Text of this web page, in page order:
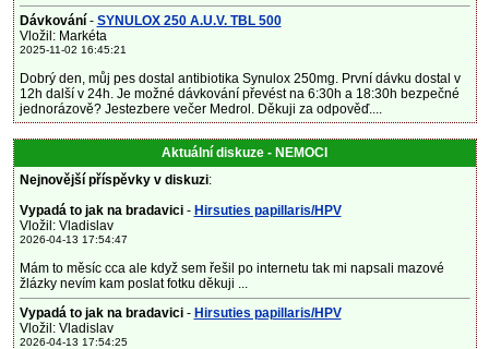
Dávkování - SYNULOX 250 A.U.V. TBL 500
Vložil: Markéta
2025-11-02 16:45:21
Dobrý den, můj pes dostal antibiotika Synulox 250mg. První dávku dostal v
12h další v 24h. Je možné dávkování převést na 6:30h a 18:30h bezpečné
jednorázově? Jestezbere večer Medrol. Děkuji za odpověď....
Aktuální diskuze - NEMOCI
Nejnovější příspěvky v diskuzi:
Vypadá to jak na bradavici - Hirsuties papillaris/HPV
Vložil: Vladislav
2026-04-13 17:54:47
Mám to měsíc cca ale když sem řešil po internetu tak mi napsali mazové
žlázky nevím kam poslat fotku děkuji ...
Vypadá to jak na bradavici - Hirsuties papillaris/HPV
Vložil: Vladislav
2026-04-13 17:54:25